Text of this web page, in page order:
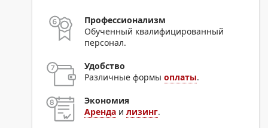
Профессионализм
Обученный квалифицированный
персонал.
Удобство
Различные формыоплаты.
Экономия
Аренда илизинг.